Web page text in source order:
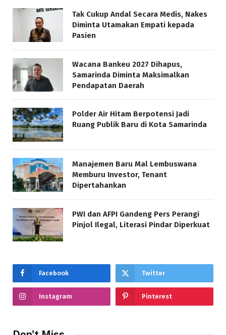
Tak Cukup Andal Secara Medis, Nakes
Diminta Utamakan Empati kepada
Pasien
Wacana Bankeu 2027 Dihapus,
Samarinda Diminta Maksimalkan
Pendapatan Daerah
Polder Air Hitam Berpotensi Jadi
Ruang Publik Baru di Kota Samarinda
Manajemen Baru Mal Lembuswana
Memburu Investor, Tenant
Dipertahankan
PWI dan AFPI Gandeng Pers Perangi
Pinjol Ilegal, Literasi Pindar Diperkuat
Facebook Twitter
Instagram Pinterest